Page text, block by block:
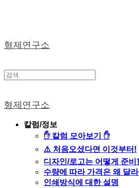
형제연구소
형제연구소
칼럼/정보
✋ 칼럼 모아보기 ✋
⚠️ 처음오셨다면 이것부터!
디자인/로고는 어떻게 준비
수량에 따라 가격은 왜 달
인쇄방식에 대한 설명